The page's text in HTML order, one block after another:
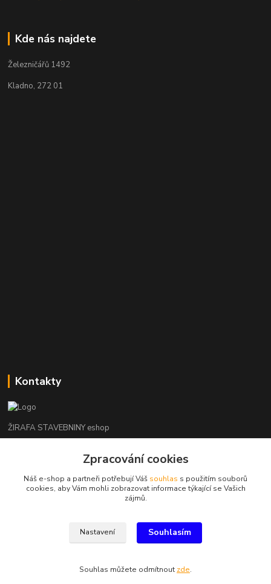
Kde nás najdete
Železničářů 1492
Kladno, 272 01
Kontakty
ŽIRAFA STAVEBNINY eshop
+420 312 685 342
kladno@zirafa-stavebniny.cz
Zpracování cookies
Náš e-shop a partneři potřebují Váš souhlas s použitím souborů
cookies, aby Vám mohli zobrazovat informace týkající se Vašich
zájmů.
Nastavení Souhlasím
Souhlas můžete odmítnout zde.